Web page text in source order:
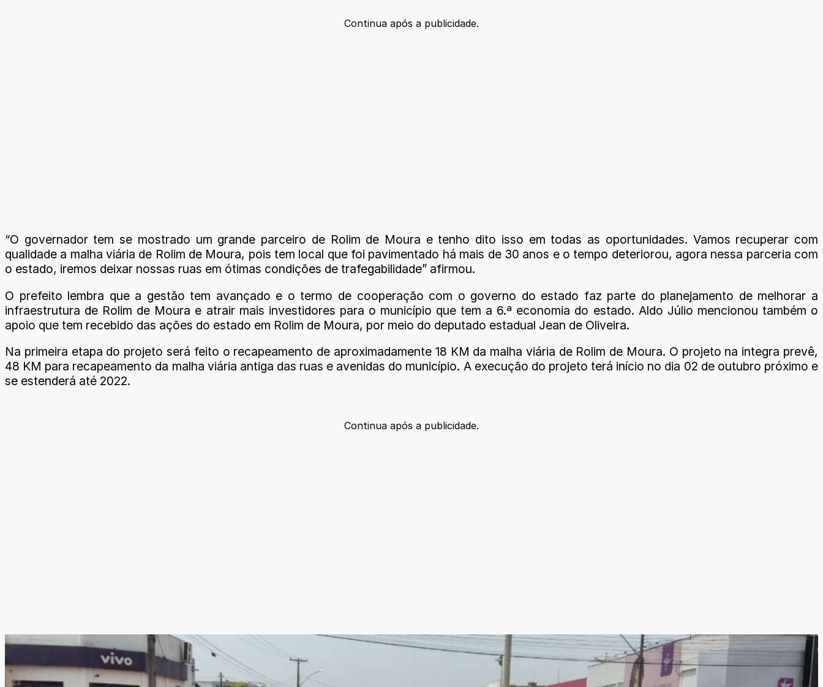
Continua após a publicidade.
“O governador tem se mostrado um grande parceiro de Rolim de Moura e tenho dito isso em todas as oportunidades. Vamos recuperar com
qualidade a malha viária de Rolim de Moura, pois tem local que foi pavimentado há mais de 30 anos e o tempo deteriorou, agora nessa parceria com
o estado, iremos deixar nossas ruas em ótimas condições de trafegabilidade” afirmou.
O prefeito lembra que a gestão tem avançado e o termo de cooperação com o governo do estado faz parte do planejamento de melhorar a
infraestrutura de Rolim de Moura e atrair mais investidores para o município que tem a 6.ª economia do estado. Aldo Júlio mencionou também o
apoio que tem recebido das ações do estado em Rolim de Moura, por meio do deputado estadual Jean de Oliveira.
Na primeira etapa do projeto será feito o recapeamento de aproximadamente 18 KM da malha viária de Rolim de Moura. O projeto na integra prevê,
48 KM para recapeamento da malha viária antiga das ruas e avenidas do município. A execução do projeto terá início no dia 02 de outubro próximo e
se estenderá até 2022.
Continua após a publicidade.